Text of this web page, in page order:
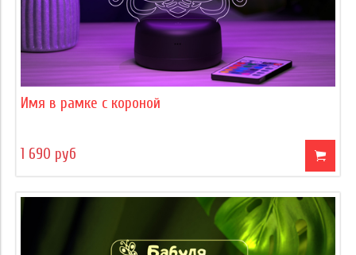
Имя в рамке с короной
1 690 руб